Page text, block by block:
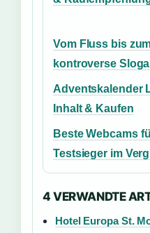
Vom Fluss bis
kontroverse
Adventskalender
Inhalt & Kaufen
Beste Webcams
Testsieger im
4 VERWANDTE
Hotel Europa St.